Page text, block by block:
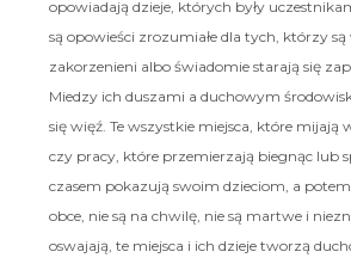
opowiadają dzieje, których były
są opowieści zrozumiałe dla tych, którzy
zakorzenieni albo świadomie starają się
Miedzy ich duszami a duchowym
się więź. Te wszystkie miejsca, które mijają
czy pracy, które przemierzają biegnąc lub
czasem pokazują swoim dzieciom, a
obce, nie są na chwilę, nie są martwe i
oswajają, te miejsca i ich dzieje tworzą